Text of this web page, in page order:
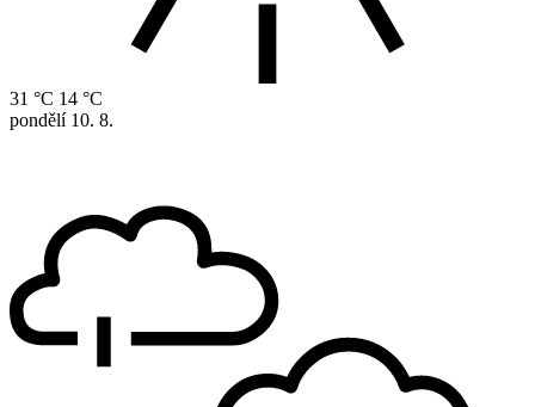
31 °C 14 °C
pondělí 10. 8.